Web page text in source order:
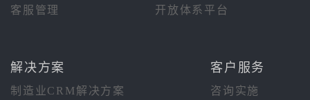
客服管理
开放体系平台
解决方案 客户服务
制造业CRM解决方案
咨询实施